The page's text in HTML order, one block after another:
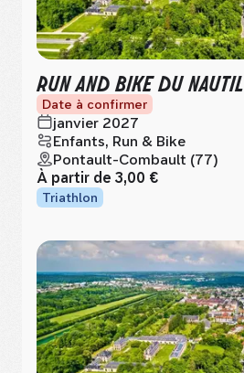
RUN AND BIKE DU NAUTIL
Date à confirmer
janvier 2027
Enfants, Run & Bike
Pontault-Combault (77)
À partir de 3,00 €
Triathlon